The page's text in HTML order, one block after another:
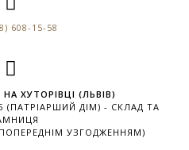
608-15-58
ХУТОРІВЦІ (ЛЬВІВ)
(ПАТРІАРШИЙ ДІМ) - СКЛАД ТА
УЗГОДЖЕННЯМ)